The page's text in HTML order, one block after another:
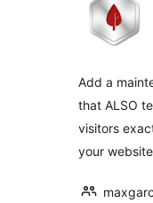
Add a
that ALSO
visitors
your